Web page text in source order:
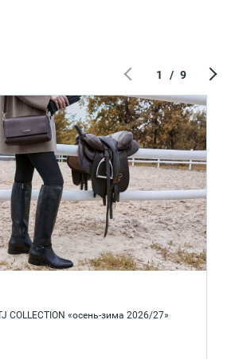
COLLECTION «осень-зима 2026/27»
1 / 9